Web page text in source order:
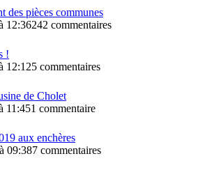
des pièces communes
12:36242 commentaires
!
12:125 commentaires
de Cholet
11:451 commentaire
aux enchères
09:387 commentaires